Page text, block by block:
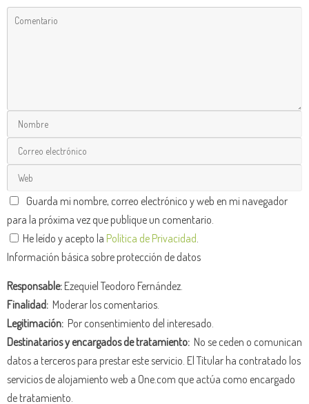
Guarda mi nombre, correo electrónico y web en mi navegador
para la próxima vez que publique un comentario.
He leído y acepto la Política de Privacidad.
Información básica sobre protección de datos
Responsable:Ezequiel Teodoro Fernández.
Finalidad: Moderar los comentarios.
Legitimación: Por consentimiento del interesado.
Destinatarios y encargados de tratamiento: No se ceden o comunican
datos a terceros para prestar este servicio. El Titular ha contratado los
servicios de alojamiento web a One.com que actúa como encargado
de tratamiento.